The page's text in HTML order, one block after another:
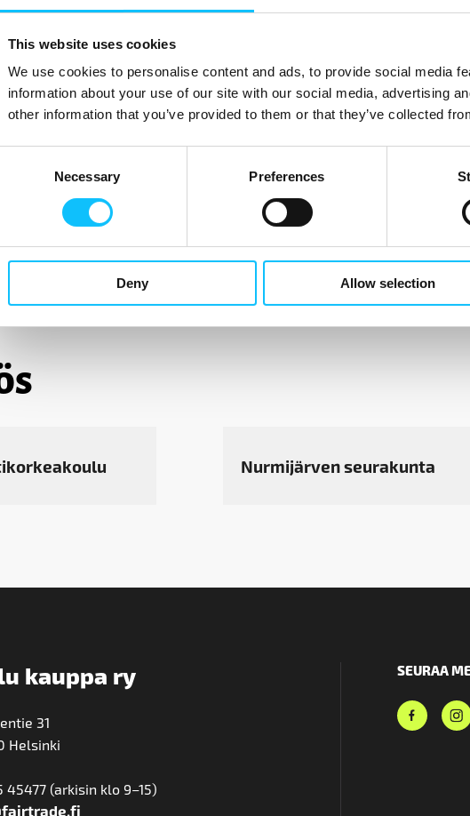
This website uses cookies
We use cookies to personalise content and ads, to provide social media
information about your use of our site with our social media, advertising
other information that you’ve provided to them or that they’ve collected
Necessary Preferences
Deny Allow selection
Nurmijärven seurakunta
kauppa ry
31
Helsinki
45477 (arkisin klo 9–15)
SEURAA